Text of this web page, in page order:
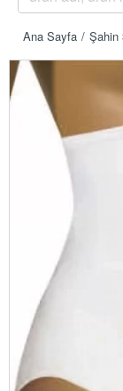
Ana Sayfa Şahin